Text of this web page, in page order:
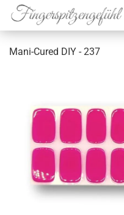
Mani-Cured DIY - 237